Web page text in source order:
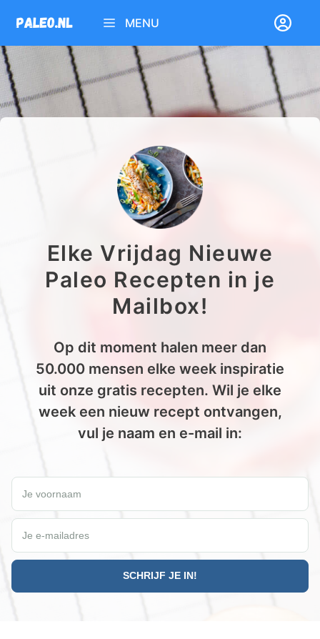
naar
de
inhoud
MENU
Elke Vrijdag Nieuwe
Paleo Recepten in je
Mailbox!
Op dit moment halen meer dan
50.000 mensen elke week inspiratie
uit onze gratis recepten. Wil je elke
week een nieuw recept ontvangen,
vul je naam en e-mail in:
Wil jij elke vrijdag een gratis Paleo recept ontvangen?
Je voornaam
Je e-mailadres